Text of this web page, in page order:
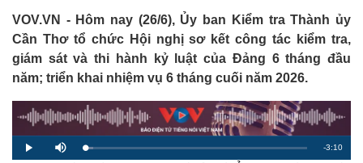
Tổ chức nhân sự
Quốc hội
Nhận diện sự thật
Dự báo thời tiết
Giáo dục
Dấu ấn VOV
Việc làm
VOV.VN - Hôm nay (26/6), Ủy ban Kiểm tra Thành ủy
Cần Thơ tổ chức Hội nghị sơ kết công tác kiểm tra,
giám sát và thi hành kỷ luật của Đảng 6 tháng đầu
năm; triển khai nhiệm vụ 6 tháng cuối năm 2026.
P
l
M
u
L
o
R
-3:10